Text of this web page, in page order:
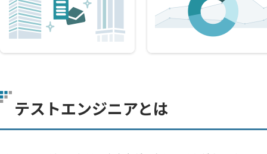
テストエンジニアとは